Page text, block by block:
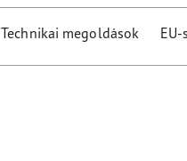
Technikai megoldások